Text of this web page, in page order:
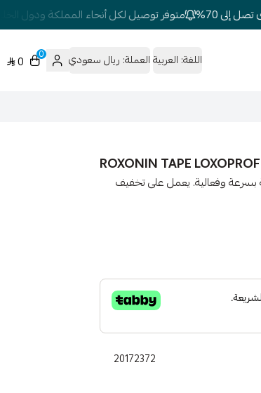
70% متوفر توصيل لكل أنحاء المملكة ودول الخليج
اللغة: العربيةالعملة: ريال سعودي 0
0
وفعالية. يعمل على تخفيف
20172372